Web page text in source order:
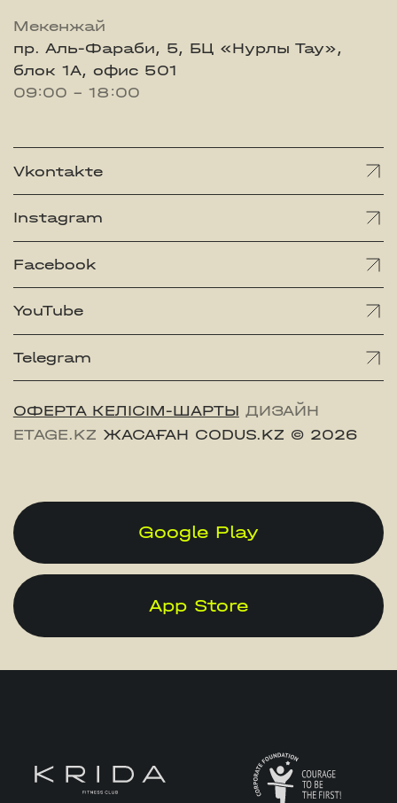
Мекенжай
пр. Аль-Фараби, 5, БЦ «Нурлы Тау»,
блок 1А, офис 501
09:00 - 18:00
Vkontakte
Instagram
Facebook
YouTube
Telegram
ОФЕРТА КЕЛІСІМ-ШАРТЫ ДИЗАЙН
ETAGE.KZ ЖАСАҒАН CODUS.KZ © 2026
Google Play
App Store